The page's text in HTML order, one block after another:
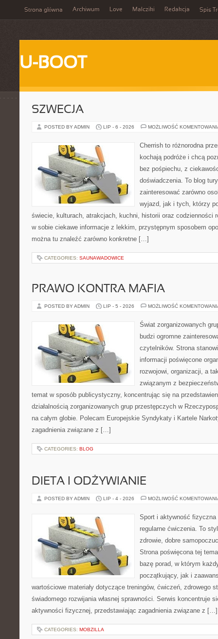
Strona główna Archiwum Love Malcziki Redakcja Spis
U-BOOT
SZWECJA
POSTED BY ADMIN LIP - 6 - 2026 MOŻLIWOŚĆ
Cherrish to różnorodna
kochają podróże i chcą
bez pośpiechu, z
doświadczenia. To blog
zainteresować zarówno
wyjazd, jak i tych, którzy
świecie, kulturach, atrakcjach, kuchni, historii oraz codzienności
w sobie ciekawe informacje z lekkim, przystępnym sposobem
można tu znaleźć zarówno konkretne […]
CATEGORIES: SAUNAWADOWICE
PRAWO KONTRA MAFIA
POSTED BY ADMIN LIP - 5 - 2026 MOŻLIWOŚĆ
Świat zorganizowanych
budzi ogromne
czytelników. Strona
informacji poświęcone
rozwojowi, organizacji, a
związanym z
temat w sposób publicystyczny, koncentrując się na
działalnością zorganizowanych grup przestępczych w
na całym globie. Polecam Europejskie Syndykaty i Kartele
zagadnienia związane z […]
CATEGORIES: BLOG
DIETA I ODŻYWIANIE
POSTED BY ADMIN LIP - 4 - 2026 MOŻLIWOŚĆ
Sport i aktywność
regularne ćwiczenia. To
zdrowie, dobre
Strona poświęcona tej
bazę porad, w którym
początkujący, jak i
wartościowe materiały dotyczące treningów, ćwiczeń, zdrowego
świadomego rozwijania własnej sprawności. Serwis koncentruje
aktywności fizycznej, przedstawiając zagadnienia związane z […]
CATEGORIES: MOBZILLA